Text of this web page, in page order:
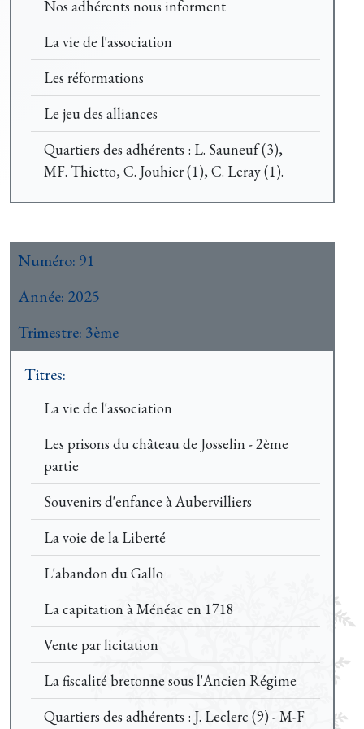
Nos adhérents nous informent
La vie de l'association
Les réformations
Le jeu des alliances
Quartiers des adhérents : L. Sauneuf (3),
MF. Thietto, C. Jouhier (1), C. Leray (1).
Numéro: 91
Année: 2025
Trimestre: 3ème
Titres:
La vie de l'association
Les prisons du château de Josselin - 2ème
partie
Souvenirs d'enfance à Aubervilliers
La voie de la Liberté
L'abandon du Gallo
La capitation à Ménéac en 1718
Vente par licitation
La fiscalité bretonne sous l'Ancien Régime
Quartiers des adhérents : J. Leclerc (9) - M-F